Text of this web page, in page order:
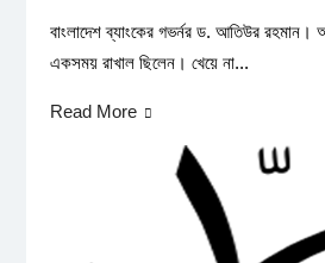
বাংলাদেশ ব্যাংকের গভর্নর ড. আতিউর রহমান।
একসময় রাখাল ছিলেন। খেয়ে না...
Read More